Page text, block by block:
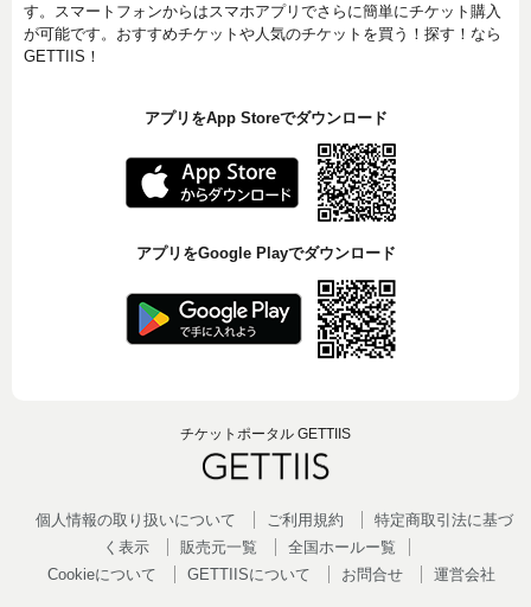
す。スマートフォンからはスマホアプリでさらに簡単にチケット購入
が可能です。おすすめチケットや人気のチケットを買う！探す！なら
GETTIIS！
アプリをApp Storeでダウンロード
アプリをGoogle Playでダウンロード
チケットポータル GETTIIS
個人情報の取り扱いについて ご利用規約
特定商取引法に基づ
く表示
販売元一覧
全国ホールー覧
Cookieについて
GETTIISについて お問合せ 運営会社